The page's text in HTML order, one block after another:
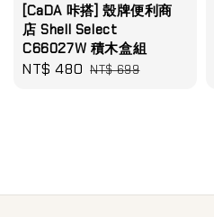
[CaDA 咔搭] 殼牌便利商
店 Shell Select
C66027W 積木盒組
Sale
NT$ 480 Regular
NT$ 699